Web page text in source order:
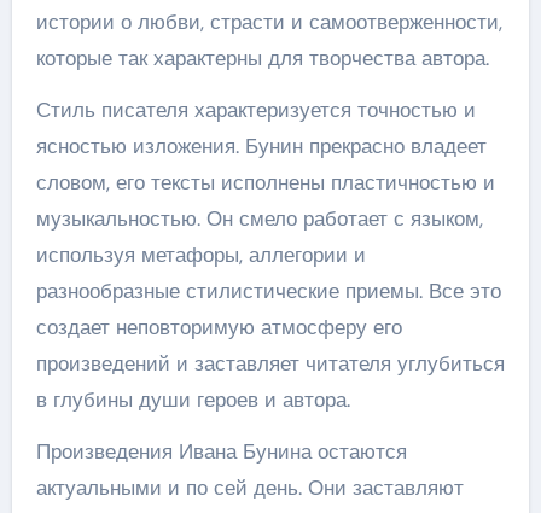
истории о любви, страсти и самоотверженности,
которые так характерны для творчества автора.
Стиль писателя характеризуется точностью и
ясностью изложения. Бунин прекрасно владеет
словом, его тексты исполнены пластичностью и
музыкальностью. Он смело работает с языком,
используя метафоры, аллегории и
разнообразные стилистические приемы. Все это
создает неповторимую атмосферу его
произведений и заставляет читателя углубиться
в глубины души героев и автора.
Произведения Ивана Бунина остаются
актуальными и по сей день. Они заставляют